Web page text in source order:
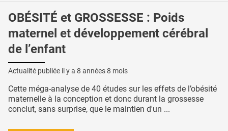
OBÉSITÉ et GROSSESSE : Poids
maternel et développement cérébral
de l’enfant
Actualité publiée il y a 8 années 8 mois
Cette méga-analyse de 40 études sur les effets de l’obésité
maternelle à la conception et donc durant la grossesse
conclut, sans surprise, que le maintien d'un ...